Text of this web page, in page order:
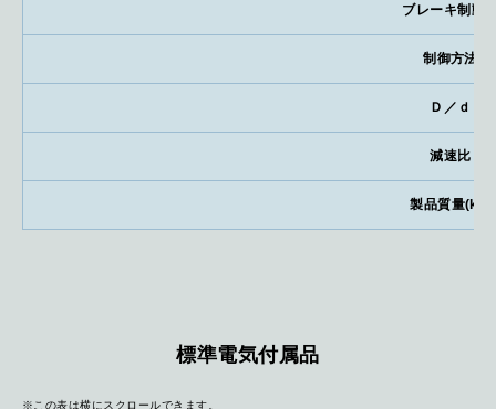
ブレーキ制動
制御方法
Ｄ／ｄ
減速比
製品質量(kg)
標準電気付属品
※この表は横にスクロールできます。